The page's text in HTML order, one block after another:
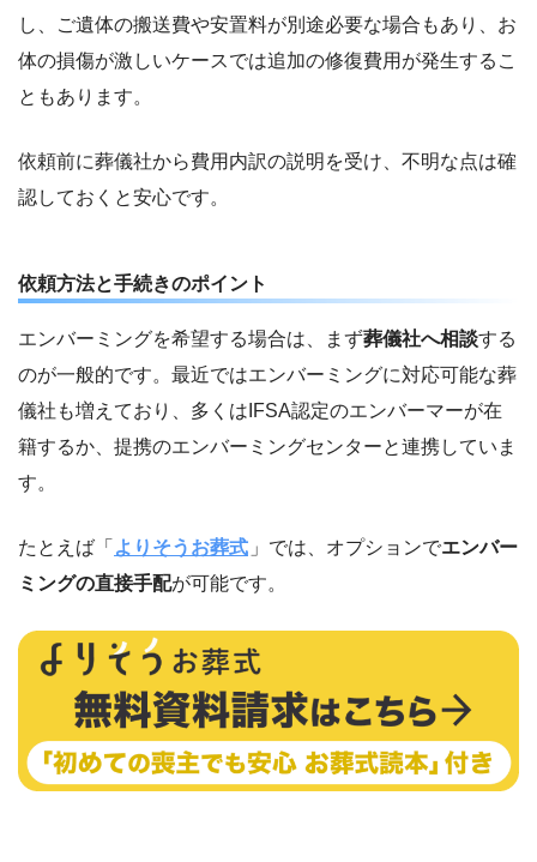
し、ご遺体の搬送費や安置料が別途必要な場合もあり、お
体の損傷が激しいケースでは追加の修復費用が発生するこ
ともあります。
依頼前に葬儀社から費用内訳の説明を受け、不明な点は確
認しておくと安心です。
依頼方法と手続きのポイント
エンバーミングを希望する場合は、まず葬儀社へ相談する
のが一般的です。最近ではエンバーミングに対応可能な葬
儀社も増えており、多くはIFSA認定のエンバーマーが在
籍するか、提携のエンバーミングセンターと連携していま
す。
たとえば「 よりそうお葬式 」では、オプションでエンバー
ミングの直接手配が可能です。